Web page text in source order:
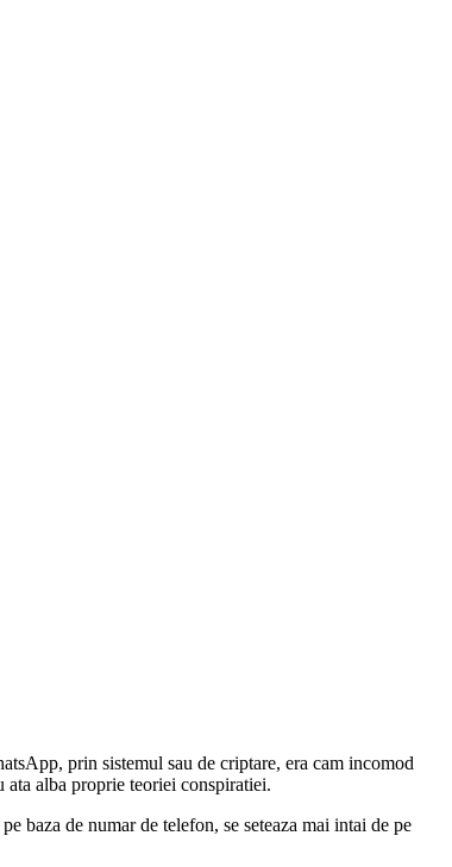
prin sistemul sau de criptare, era cam incomod
alba proprie teoriei conspiratiei.
baza de numar de telefon, se seteaza mai intai de pe